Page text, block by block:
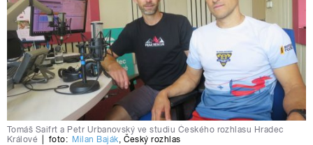
Tomáš Saifrt a Petr Urbanovský ve studiu Českého rozhlasu Hradec
Králové
foto: Milan Baják, Český rozhlas